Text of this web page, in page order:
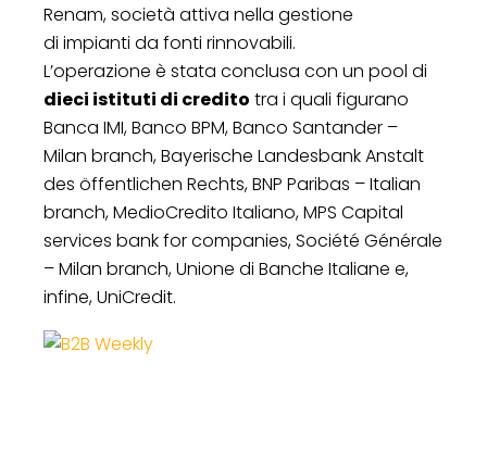
Renam, società attiva nella gestione
di impianti da fonti rinnovabili.
L’operazione è stata conclusa con un pool di
dieci istituti di credito tra i quali figurano
Banca IMI, Banco BPM, Banco Santander –
Milan branch, Bayerische Landesbank Anstalt
des öffentlichen Rechts, BNP Paribas – Italian
branch, MedioCredito Italiano, MPS Capital
services bank for companies, Société Générale
– Milan branch, Unione di Banche Italiane e,
infine, UniCredit.